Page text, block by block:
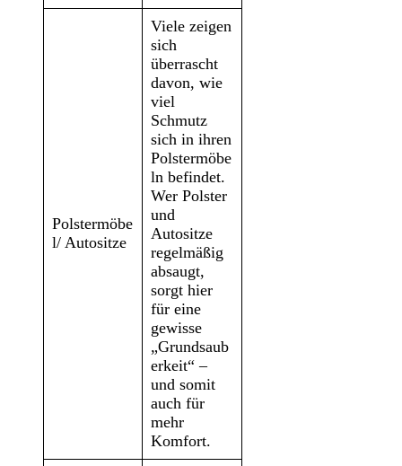
Polstermöbe
l/ Autositze
Viele zeigen
sich
überrascht
davon, wie
viel
Schmutz
sich in ihren
Polstermöbe
ln befindet.
Wer Polster
und
Autositze
regelmäßig
absaugt,
sorgt hier
für eine
gewisse
„Grundsaub
erkeit“ –
und somit
auch für
mehr
Komfort.